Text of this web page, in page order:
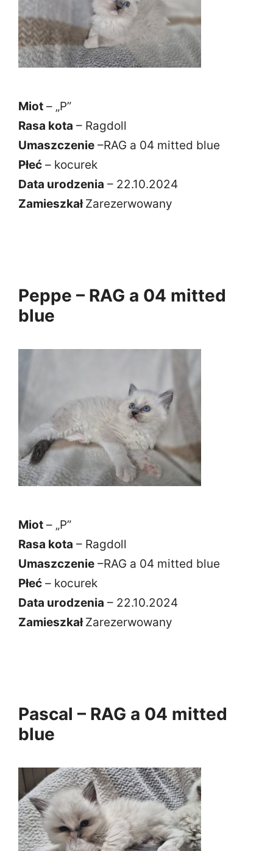
Miot – „P”
Rasa kota – Ragdoll
Umaszczenie –RAG a 04 mitted blue
Płeć – kocurek
Data urodzenia – 22.10.2024
ZamieszkałZarezerwowany
Peppe – RAG a 04 mitted
blue
Miot – „P”
Rasa kota – Ragdoll
Umaszczenie –RAG a 04 mitted blue
Płeć – kocurek
Data urodzenia – 22.10.2024
ZamieszkałZarezerwowany
Pascal – RAG a 04 mitted
blue